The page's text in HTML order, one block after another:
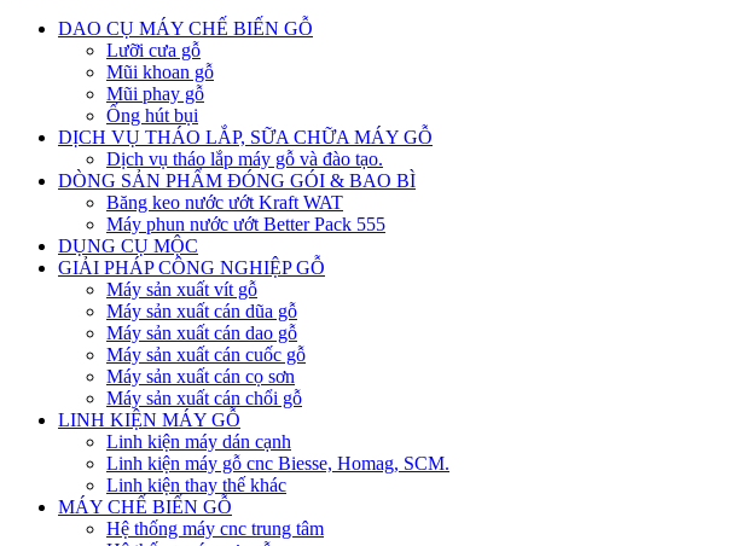
DAO CỤ MÁY CHẾ BIẾN GỖ
Lưỡi cưa gỗ
Mũi khoan gỗ
Mũi phay gỗ
Ống hút bụi
DỊCH VỤ THÁO LẮP, SỮA CHỮA MÁY GỖ
Dịch vụ tháo lắp máy gỗ và đào tạo.
DÒNG SẢN PHẨM ĐÓNG GÓI & BAO BÌ
Băng keo nước ướt Kraft WAT
Máy phun nước ướt Better Pack 555
DỤNG CỤ MỘC
GIẢI PHÁP CÔNG NGHIỆP GỖ
Máy sản xuất vít gỗ
Máy sản xuất cán dũa gỗ
Máy sản xuất cán dao gỗ
Máy sản xuất cán cuốc gỗ
Máy sản xuất cán cọ sơn
Máy sản xuất cán chổi gỗ
LINH KIỆN MÁY GỖ
Linh kiện máy dán cạnh
Linh kiện máy gỗ cnc Biesse, Homag, SCM.
Linh kiện thay thế khác
MÁY CHẾ BIẾN GỖ
Hệ thống máy cnc trung tâm